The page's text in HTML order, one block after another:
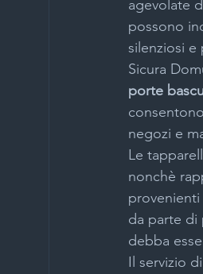
Inferriate Milano
Nebbiogeni Milano
Porte blindate Milano
Progettazione
Sistemi
agevolate
possono
silenziosi e
Sicura
porte
negozi e
Le
nonchè
da parte di
debba
Il servizio di